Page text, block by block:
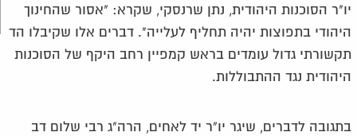
יו"ר הסוכנות היהודית, נתן שרנסקי, שקרא: "אסור שהחינוך
היהודי בתפוצות יהיה תחליף לעלייה". דברים אלו שקיבלו הד
תקשורתי גדול עומדים בראש קמפיין רחב היקף של הסוכנות
היהודית נגד ההתבוללות.
בתגובה לדברים, שיגר יו"ר יד לאחים, הרה"ג רבי שלום דב